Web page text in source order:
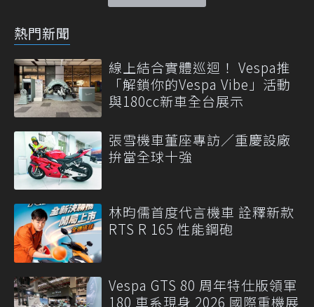
熱門新聞
線上結合實體巡迴！ Vespa推
「解鎖你的Vespa Vibe」活動
與180cc新車全台展示
張雪機車董座專訪／重慶設廠
拚當全球十強
林昀儒首度代言機車 詮釋新款
RTS R 165 性能鋼砲
Vespa GTS 80 周年特仕版領軍
180 車系現身 2026 國際重機展